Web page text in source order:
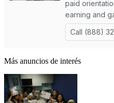
Más anuncios de interés